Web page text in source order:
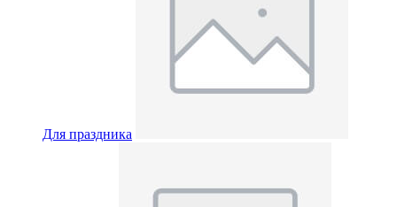
Для праздника